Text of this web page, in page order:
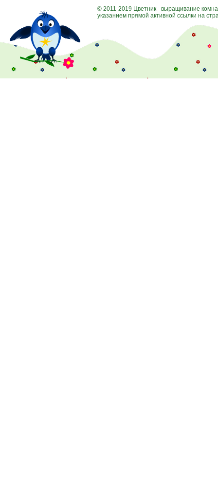
© 2011-2019 Цветник - выращивание
указанием прямой активной ссылки на